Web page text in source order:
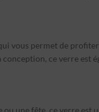
vous permet de
ce verre est
une fête, ce verre est